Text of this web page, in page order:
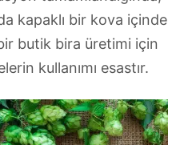
kapaklı bir kova içinde
butik bira üretimi için
kullanımı esastır.